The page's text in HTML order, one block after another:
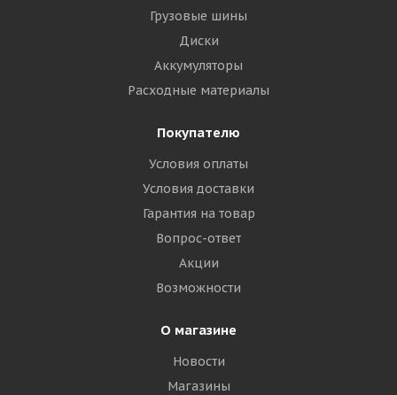
Maxam 12,00R24 IND 178A5 *** MS307 Portxtra IND-3
Грузовые шины
Диски
Аккумуляторы
Расходные материалы
Покупателю
Условия оплаты
Условия доставки
Гарантия на товар
Вопрос-ответ
Акции
Возможности
О магазине
Новости
Магазины